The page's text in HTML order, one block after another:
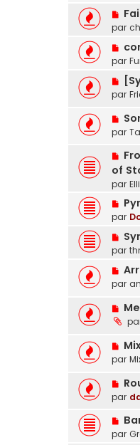
g
e
e
s
a
g
u
m
e
s
g
v
e
u
m
s
a
g
N
o
v
e
a
u
m
e
a
g
par
N
o
e
u
m
s
s
a
g
par
N
o
v
e
u
m
e
s
a
g
par
N
o
v
e
a
m
e
s
a
g
e
par
N
o
u
e
a
u
m
e
s
s
g
e
of
par
N
o
v
e
a
e
s
a
g
par
N
o
v
e
u
m
s
s
g
e
par
N
o
v
e
u
m
s
s
g
e
par
N
o
v
e
u
m
s
s
N
o
v
e
u
m
par
N
o
v
e
par
N
o
par